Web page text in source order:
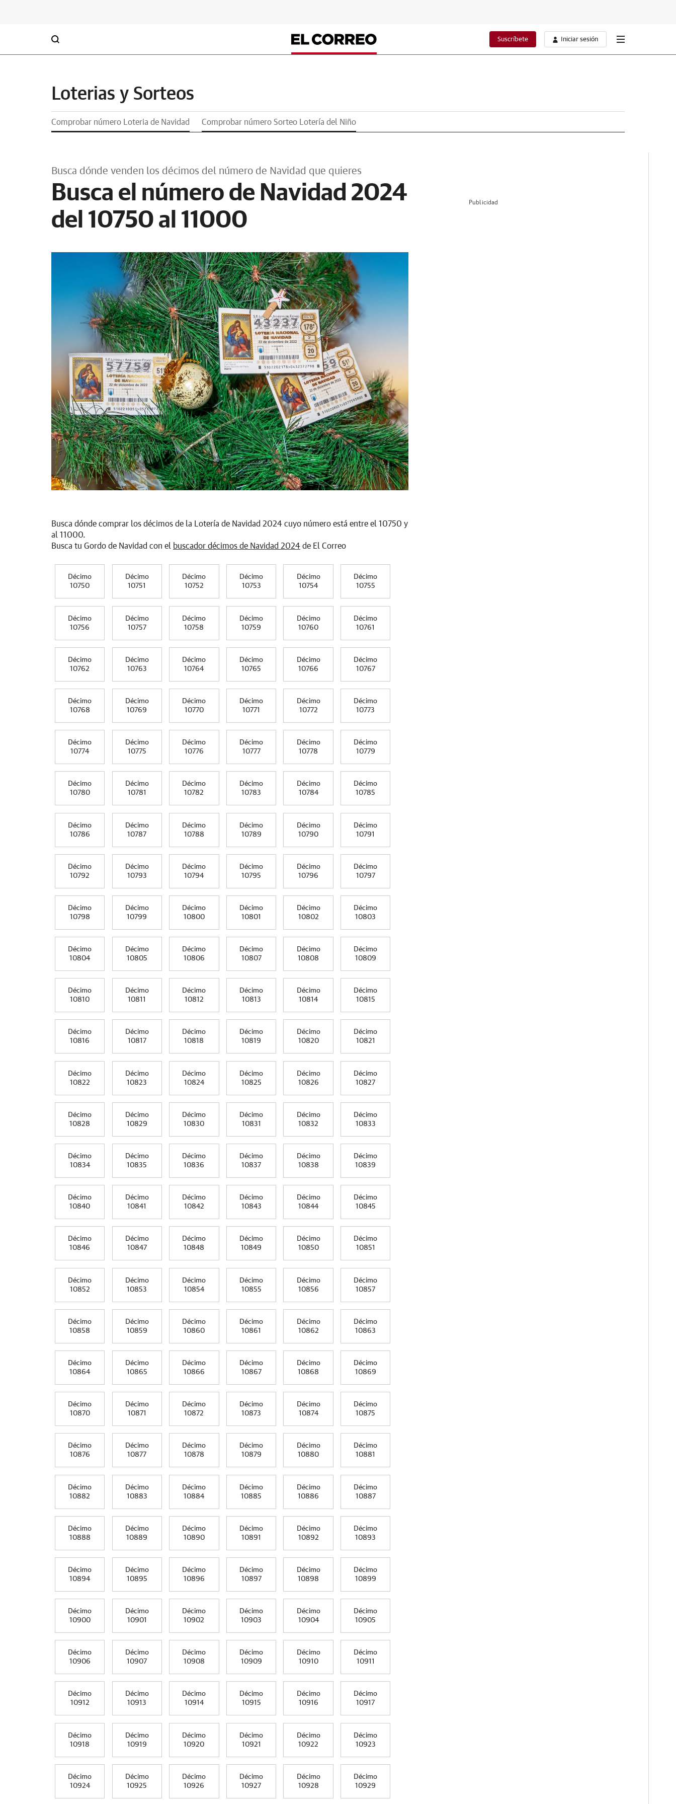
Suscríbete Iniciar sesión
Loterias y Sorteos
Comprobar número Loteria de Navidad Comprobar número Sorteo Lotería del Niño
Busca dónde venden los décimos del número de Navidad que quieres
Busca el número de Navidad 2024
del 10750 al 11000
Busca dónde comprar los décimos de la Lotería de Navidad 2024 cuyo número está entre el 10750 y
al 11000.
Busca tu Gordo de Navidad con el buscador décimos de Navidad 2024 de El Correo
Décimo
10750
Décimo
10751
Décimo
10752
Décimo
10753
Décimo
10754
Décimo
10755
Décimo
10756
Décimo
10757
Décimo
10758
Décimo
10759
Décimo
10760
Décimo
10761
Décimo
10762
Décimo
10763
Décimo
10764
Décimo
10765
Décimo
10766
Décimo
10767
Décimo
10768
Décimo
10769
Décimo
10770
Décimo
10771
Décimo
10772
Décimo
10773
Décimo
10774
Décimo
10775
Décimo
10776
Décimo
10777
Décimo
10778
Décimo
10779
Décimo
10780
Décimo
10781
Décimo
10782
Décimo
10783
Décimo
10784
Décimo
10785
Décimo
10786
Décimo
10787
Décimo
10788
Décimo
10789
Décimo
10790
Décimo
10791
Décimo
10792
Décimo
10793
Décimo
10794
Décimo
10795
Décimo
10796
Décimo
10797
Décimo
10798
Décimo
10799
Décimo
10800
Décimo
10801
Décimo
10802
Décimo
10803
Décimo
10804
Décimo
10805
Décimo
10806
Décimo
10807
Décimo
10808
Décimo
10809
Décimo
10810
Décimo
10811
Décimo
10812
Décimo
10813
Décimo
10814
Décimo
10815
Décimo
10816
Décimo
10817
Décimo
10818
Décimo
10819
Décimo
10820
Décimo
10821
Décimo
10822
Décimo
10823
Décimo
10824
Décimo
10825
Décimo
10826
Décimo
10827
Décimo
10828
Décimo
10829
Décimo
10830
Décimo
10831
Décimo
10832
Décimo
10833
Décimo
10834
Décimo
10835
Décimo
10836
Décimo
10837
Décimo
10838
Décimo
10839
Décimo
10840
Décimo
10841
Décimo
10842
Décimo
10843
Décimo
10844
Décimo
10845
Décimo
10846
Décimo
10847
Décimo
10848
Décimo
10849
Décimo
10850
Décimo
10851
Décimo
10852
Décimo
10853
Décimo
10854
Décimo
10855
Décimo
10856
Décimo
10857
Décimo
10858
Décimo
10859
Décimo
10860
Décimo
10861
Décimo
10862
Décimo
10863
Décimo
10864
Décimo
10865
Décimo
10866
Décimo
10867
Décimo
10868
Décimo
10869
Décimo
10870
Décimo
10871
Décimo
10872
Décimo
10873
Décimo
10874
Décimo
10875
Décimo
10876
Décimo
10877
Décimo
10878
Décimo
10879
Décimo
10880
Décimo
10881
Décimo
10882
Décimo
10883
Décimo
10884
Décimo
10885
Décimo
10886
Décimo
10887
Décimo
10888
Décimo
10889
Décimo
10890
Décimo
10891
Décimo
10892
Décimo
10893
Décimo
10894
Décimo
10895
Décimo
10896
Décimo
10897
Décimo
10898
Décimo
10899
Décimo
10900
Décimo
10901
Décimo
10902
Décimo
10903
Décimo
10904
Décimo
10905
Décimo
10906
Décimo
10907
Décimo
10908
Décimo
10909
Décimo
10910
Décimo
10911
Décimo
10912
Décimo
10913
Décimo
10914
Décimo
10915
Décimo
10916
Décimo
10917
Décimo
10918
Décimo
10919
Décimo
10920
Décimo
10921
Décimo
10922
Décimo
10923
Décimo
10924
Décimo
10925
Décimo
10926
Décimo
10927
Décimo
10928
Décimo
10929
Publicidad